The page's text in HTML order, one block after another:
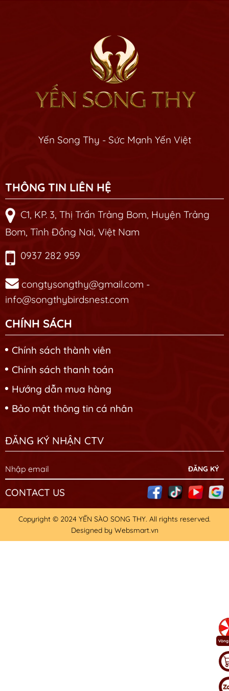
Yến Song Thy - Sức Mạnh Yến Việt
THÔNG TIN LIÊN HỆ
C1, KP. 3, Thị Trấn Trảng Bom, Huyện Trảng
Bom, Tỉnh Đồng Nai, Việt Nam
0937 282 959
congtysongthy@gmail.com -
info@songthybirdsnest.com
CHÍNH SÁCH
Chính sách thành viên
Chính sách thanh toán
Hướng dẫn mua hàng
Bảo mật thông tin cá nhân
ĐĂNG KÝ NHẬN CTV
CONTACT US
Copyright © 2024 YẾN SÀO SONG THY. All rights reserved.
Designed by Websmart.vn